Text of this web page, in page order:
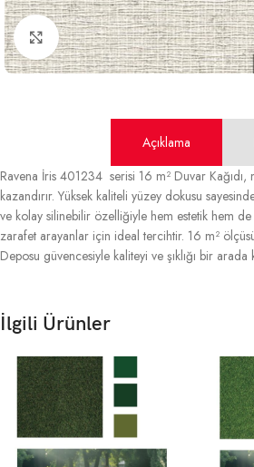
Büyütmek için tıklayın
Açıklama
Ravena İris 401234 serisi 16 m² Duvar
kazandırır. Yüksek kaliteli yüzey dokusu
ve kolay silinebilir özelliğiyle hem estetik hem
zarafet arayanlar için ideal tercihtir. 16 m²
Deposu güvencesiyle kaliteyi ve şıklığı bir arada
İlgili Ürünler